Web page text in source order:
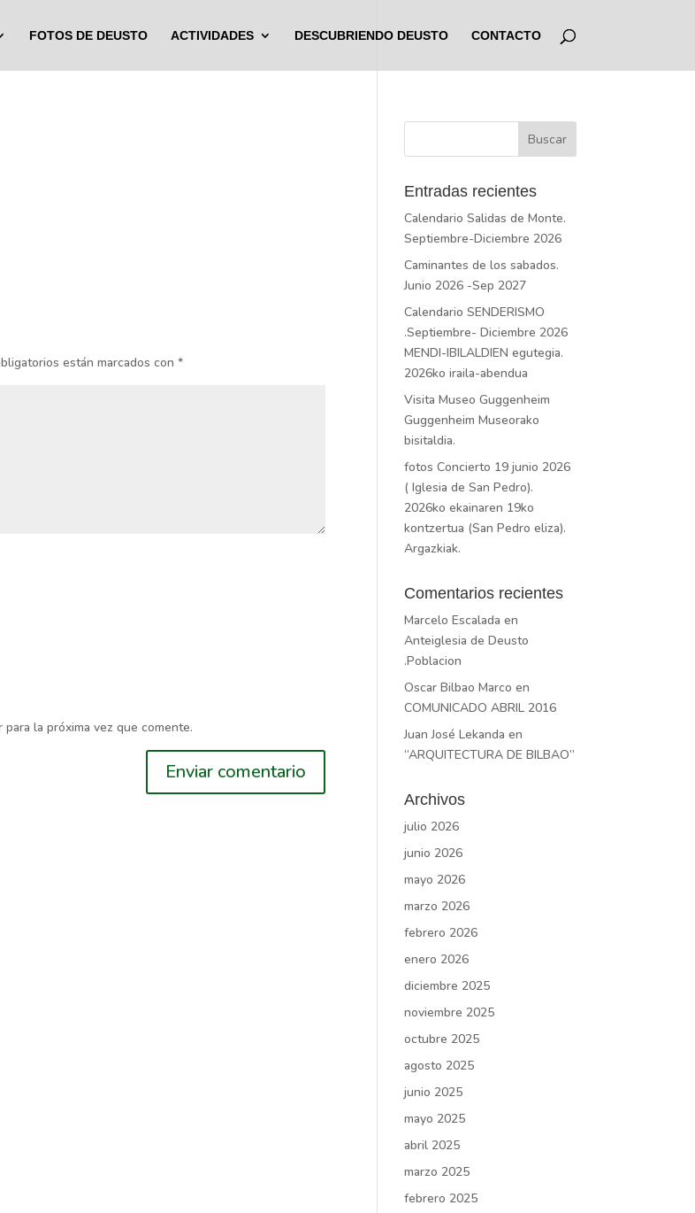
FOTOS DE DEUSTO ACTIVIDADES DESCUBRIENDO DEUSTO CONTACTO
están marcados con*
la próxima vez que comente.
Entradas recientes
Calendario Salidas de Monte.
Septiembre-Diciembre 2026
Caminantes de los sabados.
Junio 2026 -Sep 2027
Calendario SENDERISMO
.Septiembre- Diciembre 2026
MENDI-IBILALDIEN egutegia.
2026ko iraila-abendua
Visita Museo Guggenheim
Guggenheim Museorako
bisitaldia.
fotos Concierto 19 junio 2026
( Iglesia de San Pedro).
2026ko ekainaren 19ko
kontzertua (San Pedro eliza).
Argazkiak.
Comentarios recientes
Marcelo Escalada en
Anteiglesia de Deusto
.Poblacion
Oscar Bilbao Marco en
COMUNICADO ABRIL 2016
Juan José Lekanda en
“ARQUITECTURA DE BILBAO”
Archivos
julio 2026
junio 2026
mayo 2026
marzo 2026
febrero 2026
enero 2026
diciembre 2025
noviembre 2025
octubre 2025
agosto 2025
junio 2025
mayo 2025
abril 2025
marzo 2025
febrero 2025